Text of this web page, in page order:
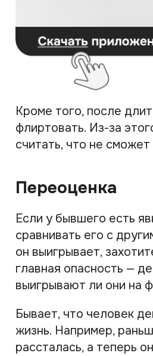
Кроме того, после
флиртовать. Из-за
считать, что не
Переоценка
Если у бывшего есть
сравнивать его с
он выигрывает,
главная опасность —
выигрывают ли они на
Бывает, что человек
жизнь. Например,
рассталась, а теперь